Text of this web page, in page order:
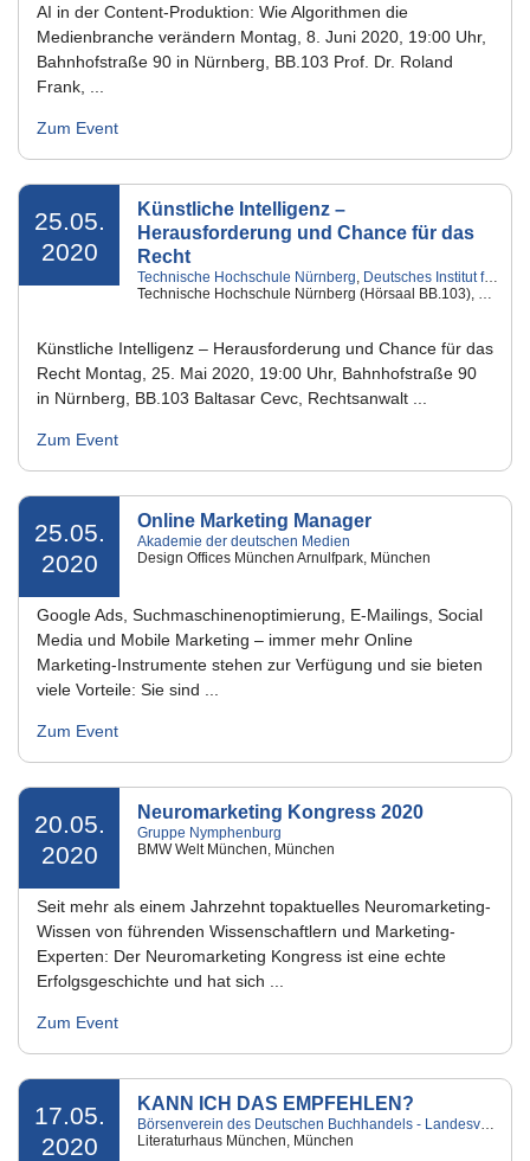
AI in der Content-Produktion: Wie Algorithmen die
Medienbranche verändern Montag, 8. Juni 2020, 19:00 Uhr,
Bahnhofstraße 90 in Nürnberg, BB.103 Prof. Dr. Roland
Frank, ...
Zum Event
25.05.
2020
Künstliche Intelligenz –
Herausforderung und Chance für das
Recht
Technische Hochschule Nürnberg, Deutsches Institut für Change-Prozesse und digitale Geschäftsmodelle
Technische Hochschule Nürnberg (Hörsaal BB.103), Nürnberg
Künstliche Intelligenz – Herausforderung und Chance für das
Recht Montag, 25. Mai 2020, 19:00 Uhr, Bahnhofstraße 90
in Nürnberg, BB.103 Baltasar Cevc, Rechtsanwalt ...
Zum Event
25.05.
2020
Online Marketing Manager
Akademie der deutschen Medien
Design Offices München Arnulfpark, München
Google Ads, Suchmaschinenoptimierung, E-Mailings, Social
Media und Mobile Marketing – immer mehr Online
Marketing-Instrumente stehen zur Verfügung und sie bieten
viele Vorteile: Sie sind ...
Zum Event
20.05.
2020
Neuromarketing Kongress 2020
Gruppe Nymphenburg
BMW Welt München, München
Seit mehr als einem Jahrzehnt topaktuelles Neuromarketing-
Wissen von führenden Wissenschaftlern und Marketing-
Experten: Der Neuromarketing Kongress ist eine echte
Erfolgsgeschichte und hat sich ...
Zum Event
17.05.
2020
KANN ICH DAS EMPFEHLEN?
Börsenverein des Deutschen Buchhandels - Landesverband Bayern e.V.
Literaturhaus München, München